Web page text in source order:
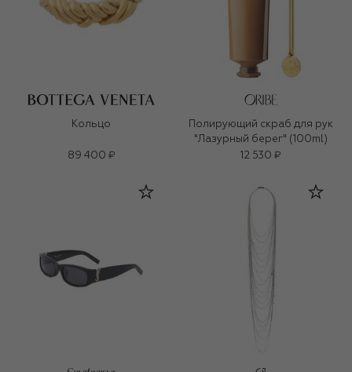
Кольцо
89 400 ₽
Полирующий скраб для рук
"Лазурный берег" (100ml)
12 530 ₽